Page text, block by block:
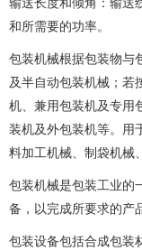
输送长度和倾角：输送
和所需要的功率。
包装机械根据包装物与
及半自动包装机械；若
机、兼用包装机及专用
装机及外包装机等。用
料加工机械、制袋机械
包装机械是包装工业的
备，以完成所要求的产
包装设备包括合成包装